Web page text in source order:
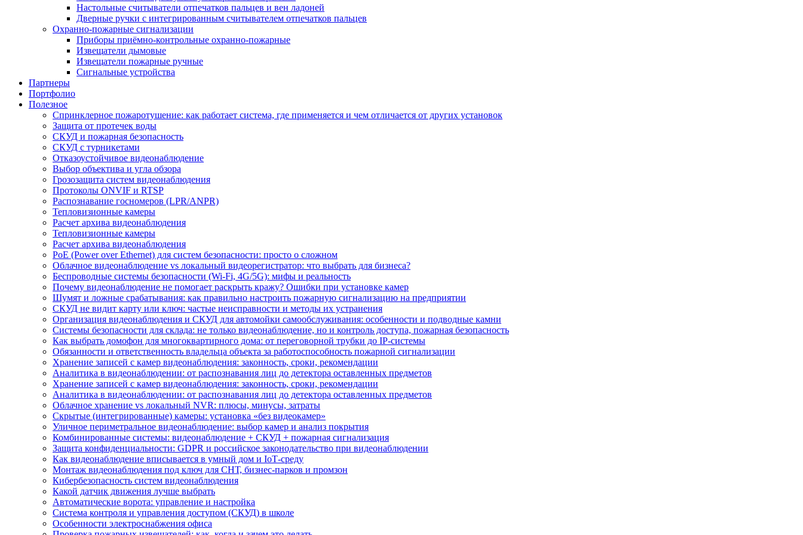
Настольные считыватели отпечатков пальцев и вен ладоней
Дверные ручки с интегрированным считывателем отпечатков пальцев
Охранно-пожарные сигнализации
Приборы приёмно-контрольные охранно-пожарные
Извещатели дымовые
Извещатели пожарные ручные
Сигнальные устройства
Партнеры
Портфолио
Полезное
Спринклерное пожаротушение: как работает система, где применяется и чем отличается от других установок
Защита от протечек воды
СКУД и пожарная безопасность
СКУД с турникетами
Отказоустойчивое видеонаблюдение
Выбор объектива и угла обзора
Грозозащита систем видеонаблюдения
Протоколы ONVIF и RTSP
Распознавание госномеров (LPR/ANPR)
Тепловизионные камеры
Расчет архива видеонаблюдения
Тепловизионные камеры
Расчет архива видеонаблюдения
PoE (Power over Ethernet) для систем безопасности: просто о сложном
Облачное видеонаблюдение vs локальный видеорегистратор: что выбрать для бизнеса?
Беспроводные системы безопасности (Wi-Fi, 4G/5G): мифы и реальность
Почему видеонаблюдение не помогает раскрыть кражу? Ошибки при установке камер
Шумят и ложные срабатывания: как правильно настроить пожарную сигнализацию на предприятии
СКУД не видит карту или ключ: частые неисправности и методы их устранения
Организация видеонаблюдения и СКУД для автомойки самообслуживания: особенности и подводные камни
Системы безопасности для склада: не только видеонаблюдение, но и контроль доступа, пожарная безопасность
Как выбрать домофон для многоквартирного дома: от переговорной трубки до IP-системы
Обязанности и ответственность владельца объекта за работоспособность пожарной сигнализации
Хранение записей с камер видеонаблюдения: законность, сроки, рекомендации
Аналитика в видеонаблюдении: от распознавания лиц до детектора оставленных предметов
Хранение записей с камер видеонаблюдения: законность, сроки, рекомендации
Аналитика в видеонаблюдении: от распознавания лиц до детектора оставленных предметов
Облачное хранение vs локальный NVR: плюсы, минусы, затраты
Скрытые (интегрированные) камеры: установка «без видеокамер»
Уличное периметральное видеонаблюдение: выбор камер и анализ покрытия
Комбинированные системы: видеонаблюдение + СКУД + пожарная сигнализация
Защита конфиденциальности: GDPR и российское законодательство при видеонаблюдении
Как видеонаблюдение вписывается в умный дом и IoT‑среду
Монтаж видеонаблюдения под ключ для СНТ, бизнес‑парков и промзон
Кибербезопасность систем видеонаблюдения
Какой датчик движения лучше выбрать
Автоматические ворота: управление и настройка
Система контроля и управления доступом (СКУД) в школе
Особенности электроснабжения офиса